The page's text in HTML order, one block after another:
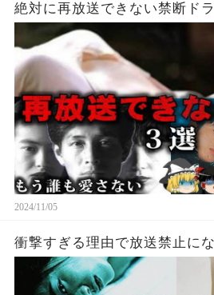
絶対に再放送できない禁断ド
2024/11/05
衝撃すぎる理由で放送禁止に